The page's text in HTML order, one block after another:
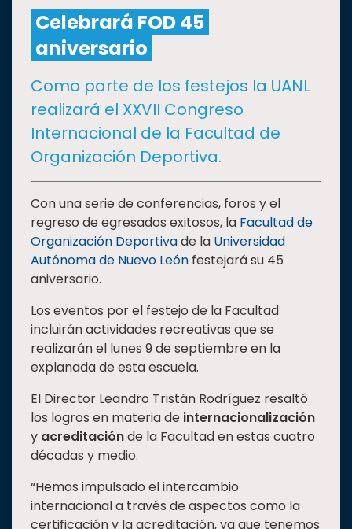
CULTURA
I+D+IEXPERTOS
SALUD
SUSTENTABILIDAD
TEMAS
Oferta
educativa
Estudiantes
Investigación
Internacionalización
Responsabilidad
social
Vinculación
Celebrará FOD 45
aniversario
Como parte de los festejos la UANL
realizará el XXVII Congreso
Internacional de la Facultad de
Organización Deportiva.
Con una serie de conferencias, foros y el
regreso de egresados exitosos, la Facultad de
Organización Deportivade la Universidad
Autónoma de Nuevo León festejará su 45
aniversario.
Los eventos por el festejo de la Facultad
incluirán actividades recreativas que se
realizarán el lunes 9 de septiembre en la
explanada de esta escuela.
El Director Leandro Tristán Rodríguez resaltó
los logros en materia de internacionalización
y acreditaciónde la Facultad en estas cuatro
décadas y medio.
“Hemos impulsado el intercambio
internacional a través de aspectos como la
certificación y la acreditación, ya que tenemos